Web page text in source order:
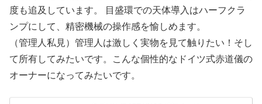
度も追及しています。 目盛環での天体導入はハーフクラ
ンプにして、精密機械の操作感を愉しめます。
（管理人私見）管理人は激しく実物を見て触りたい！そし
て所有してみたいです。こんな個性的なドイツ式赤道儀の
オーナーになってみたいです。